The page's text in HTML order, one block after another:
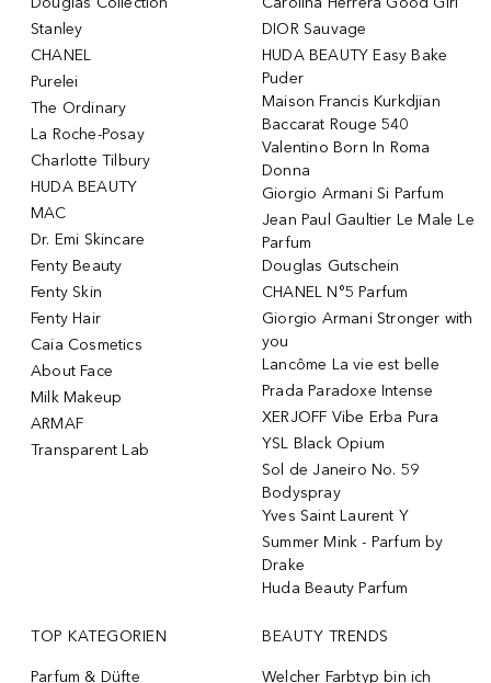
Stanley
CHANEL
Purelei
The Ordinary
La Roche-Posay
Charlotte Tilbury
HUDA BEAUTY
MAC
Dr. Emi Skincare
Fenty Beauty
Fenty Skin
Fenty Hair
Caia Cosmetics
About Face
Milk Makeup
ARMAF
Transparent Lab
DIOR Sauvage
HUDA BEAUTY Easy Bake
Puder
Maison Francis Kurkdjian
Baccarat Rouge 540
Valentino Born In Roma
Donna
Giorgio Armani Si Parfum
Jean Paul Gaultier Le Male Le
Parfum
Douglas Gutschein
CHANEL N°5 Parfum
Giorgio Armani Stronger with
you
Lancôme La vie est belle
Prada Paradoxe Intense
XERJOFF Vibe Erba Pura
YSL Black Opium
Sol de Janeiro No. 59
Bodyspray
Yves Saint Laurent Y
Summer Mink - Parfum by
Drake
Huda Beauty Parfum
TOP KATEGORIEN
Parfum & Düfte
BEAUTY TRENDS
Welcher Farbtyp bin ich